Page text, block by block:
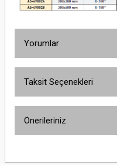
Yorumlar
Taksit Seçenekleri
Önerileriniz